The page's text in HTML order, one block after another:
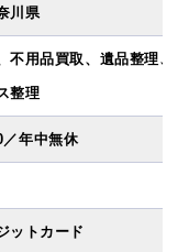
川県
不用品買取、遺品整理、
整理
年中無休
ットカード